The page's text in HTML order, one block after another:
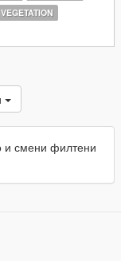
и смени филтени